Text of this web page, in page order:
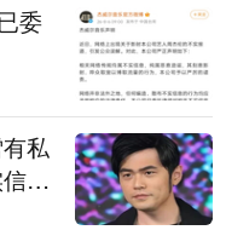
委
私